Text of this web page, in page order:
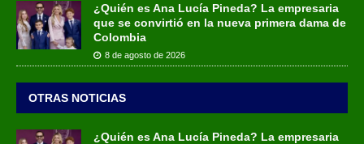
¿Quién es Ana Lucía Pineda? La empresaria
que se convirtió en la nueva primera dama de
Colombia
8 de agosto de 2026
OTRAS NOTICIAS
¿Quién es Ana Lucía Pineda? La empresaria